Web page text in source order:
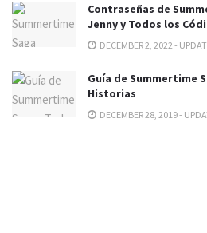
Contraseñas de
Jenny y Todos los
DECEMBER 2, 2022 -
Guía de Summertime
Historias
DECEMBER 28, 2019 -